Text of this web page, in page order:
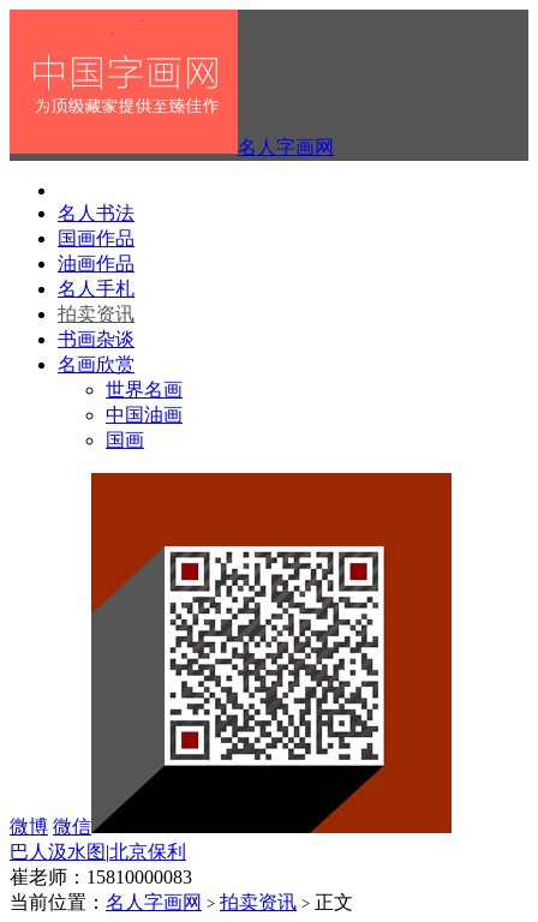
名人字画网
名人书法
国画作品
油画作品
名人手札
拍卖资讯
书画杂谈
名画欣赏
世界名画
中国油画
国画
微博 微信
巴人汲水图|北京保利
崔老师：15810000083
当前位置： 名人字画网 > 拍卖资讯 > 正文